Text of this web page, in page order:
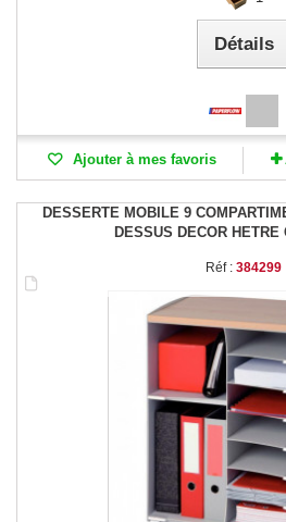
Détails
Ajouter à mes favoris
DESSERTE MOBILE 9
DESSUS DECOR HETRE
Réf : 384299